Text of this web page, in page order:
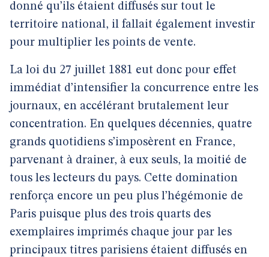
donné qu’ils étaient diffusés sur tout le
territoire national, il fallait également investir
pour multiplier les points de vente.
La loi du 27 juillet 1881 eut donc pour effet
immédiat d’intensifier la concurrence entre les
journaux, en accélérant brutalement leur
concentration. En quelques décennies, quatre
grands quotidiens s’imposèrent en France,
parvenant à drainer, à eux seuls, la moitié de
tous les lecteurs du pays. Cette domination
renforça encore un peu plus l’hégémonie de
Paris puisque plus des trois quarts des
exemplaires imprimés chaque jour par les
principaux titres parisiens étaient diffusés en